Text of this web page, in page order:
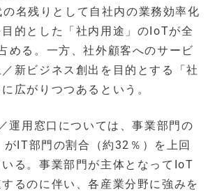
名残りとして自社内の業務効率化
的とした「社内用途」のIoTが全
める。一方、社外顧客へのサービ
新ビジネス創出を目的とする「社
広がりつつあるという。
運用窓口については、事業部門の
IT部門の割合（約32％）を上回
る。事業部門が主体となってIoT
るのに伴い、各産業分野に強みを